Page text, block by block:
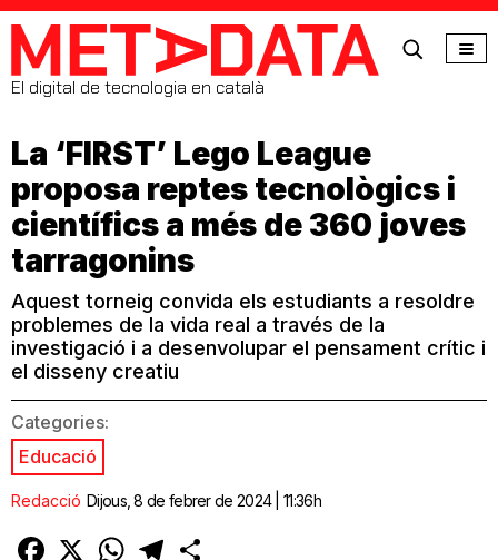
MetaData
El digital de tecnologia en català
La ‘FIRST’ Lego League
proposa reptes tecnològics i
científics a més de 360 joves
tarragonins
Aquest torneig convida els estudiants a resoldre
problemes de la vida real a través de la
investigació i a desenvolupar el pensament crític i
el disseny creatiu
Categories:
Educació
Redacció Dijous, 8 de febrer de 2024 | 11:36h
Facebook
X WhatsAppTelegram